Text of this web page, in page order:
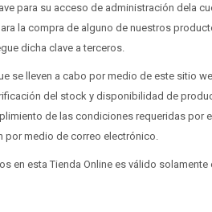
para su acceso de administración dela
la compra de alguno de nuestros
dicha clave a terceros.
se lleven a cabo por medio de este sitio
del stock y disponibilidad de
de las condiciones requeridas
por medio de correo electrónico.
en esta Tienda Online es válido